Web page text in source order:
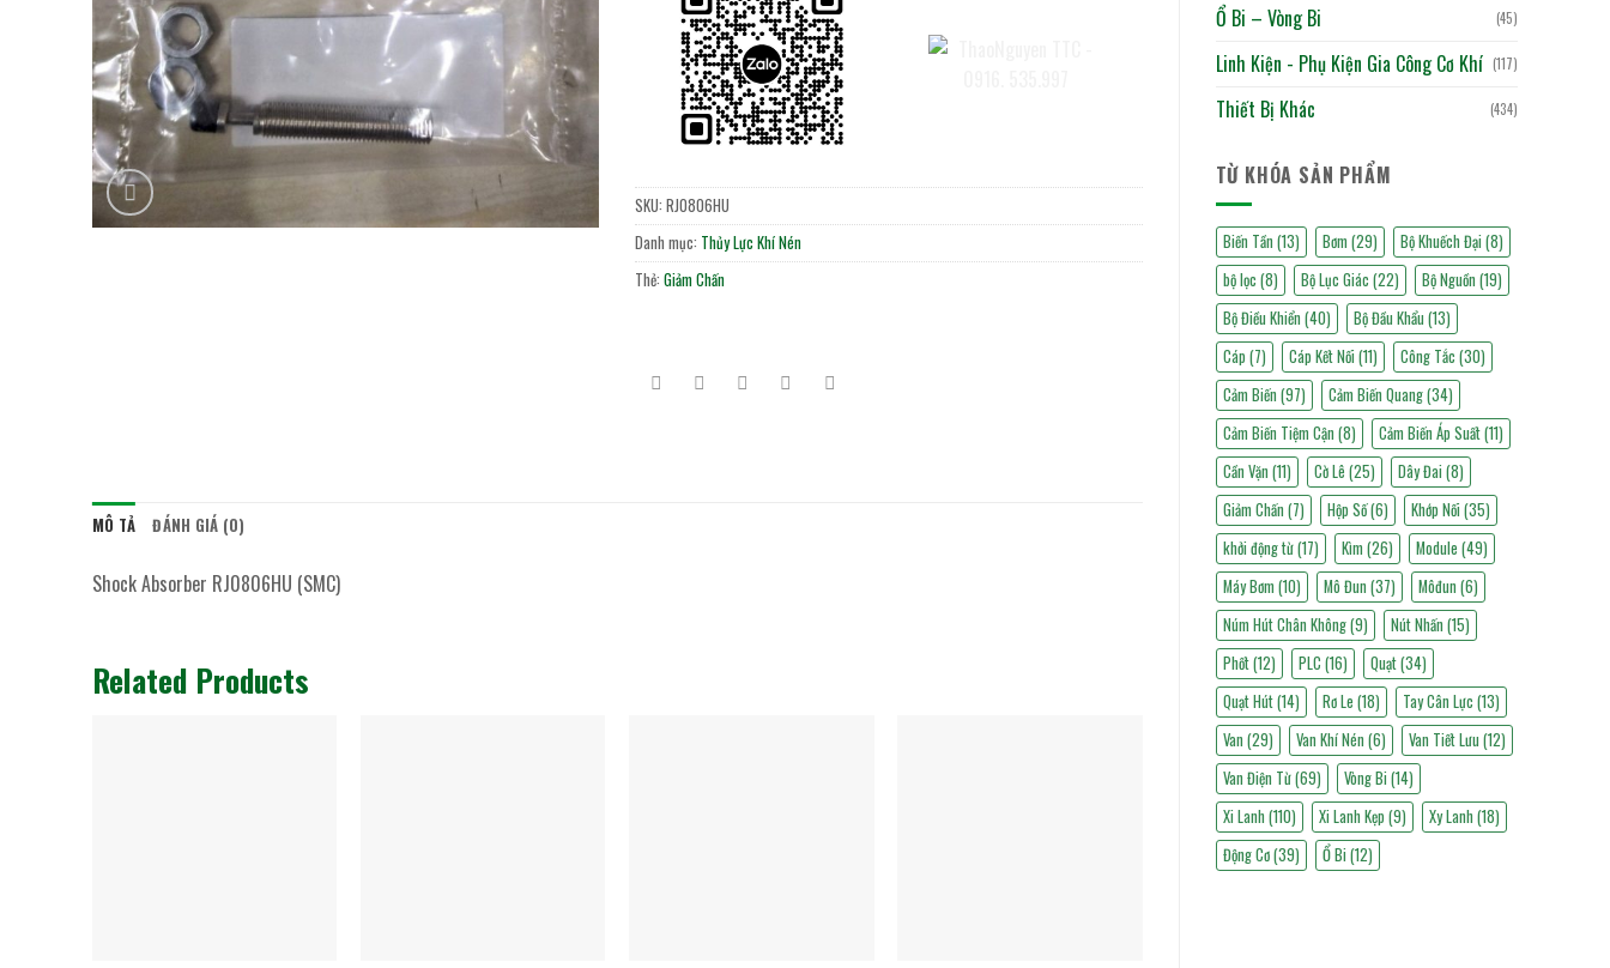
Ổ Bi – Vòng Bi (45)
Linh Kiện - Phụ Kiện Gia Công Cơ Khí (117)
Thiết Bị Khác (434)
TỪ KHÓA SẢN PHẨM
Biến Tần (13) Bơm (29) Bộ Khuếch Đại (8)
bộ lọc (8) Bộ Lục Giác (22) Bộ Nguồn (19)
Bộ Điều Khiển (40) Bộ Đầu Khẩu (13)
Cáp (7) Cáp Kết Nối (11) Công Tắc (30)
Cảm Biến (97) Cảm Biến Quang(34)
Cảm Biến Tiệm Cận (8) Cảm Biến Áp Suất(11)
Cần Vặn (11) Cờ Lê (25) Dây Đai (8)
Giảm Chấn (7) Hộp Số(6) Khớp Nối (35)
khởi động từ(17) Kìm (26) Module (49)
Máy Bơm (10) Mô Đun (37) Môđun (6)
Núm Hút Chân Không(9) Nút Nhấn (15)
Phốt(12) PLC (16) Quạt(34)
Quạt Hút(14) Rơ Le (18) Tay Cân Lực (13)
Van (29) Van Khí Nén (6) Van Tiết Lưu (12)
Van Điện Từ(69) Vòng Bi (14)
Xi Lanh (110) Xi Lanh Kẹp (9) Xy Lanh (18)
Động Cơ(39) Ổ Bi (12)
SKU:RJ0806HU
Danh mục: Thủy Lực Khí Nén
Thẻ:Giảm Chấn
MÔ TẢ ĐÁNH GIÁ (0)
Shock Absorber RJ0806HU (SMC)
Related Products